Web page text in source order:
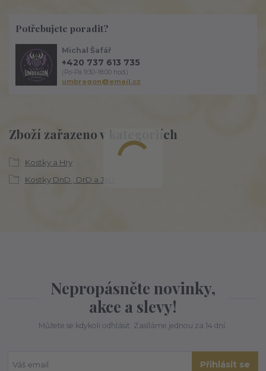
Zboží zařazeno v kategoriích
Kostky a Hry
Kostky DnD , DrD a JaD
Potřebujete poradit?
Michal Šafář
+420 737 613 735
(Po-Pá 9:30-18:00 hod.)
umbragon@email.cz
Nepropásněte novinky,
akce a slevy!
Můžete se kdykoli odhlásit. Zasíláme jednou za 14 dní.
Přihlásit se